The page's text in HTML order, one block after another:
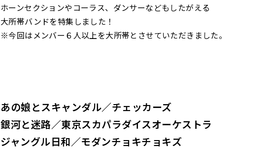
ホーンセクションやコーラス、ダンサーなどもしたがえる
大所帯バンドを特集しました！
※今回はメンバー６人以上を大所帯とさせていただきました。
あの娘とスキャンダル／チェッカーズ
銀河と迷路／東京スカパラダイスオーケストラ
ジャングル日和／モダンチョキチョキズ